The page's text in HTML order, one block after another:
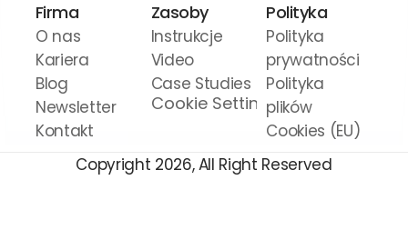
Firma
O nas
Kariera
Blog
Newsletter
Kontakt
Zasoby
Instrukcje
Video
Case Studies
Cookie Settings
Polityka
Polityka
prywatności
Polityka
plików
Cookies (EU)
Copyright 2026, All Right Reserved